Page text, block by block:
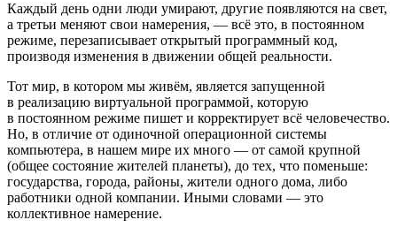
Каждый день одни люди умирают, другие появляются на свет,
а третьи меняют свои намерения, — всё это, в постоянном
режиме, перезаписывает открытый программный код,
производя изменения в движении общей реальности.
Тот мир, в котором мы живём, является запущенной
в реализацию виртуальной программой, которую
в постоянном режиме пишет и корректирует всё человечество.
Но, в отличие от одиночной операционной системы
компьютера, в нашем мире их много — от самой крупной
(общее состояние жителей планеты), до тех, что поменьше:
государства, города, районы, жители одного дома, либо
работники одной компании. Иными словами — это
коллективное намерение.